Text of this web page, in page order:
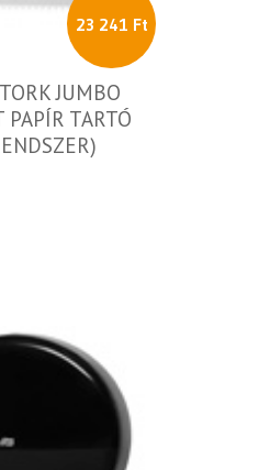
23 241 Ft
JUMBO
PAPÍR TARTÓ